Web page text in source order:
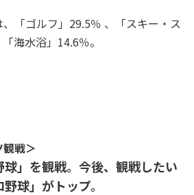
「ゴルフ」29.5％ 、「スキー・ス
海水浴」14.6％。
戦＞
」を観戦。今後、観戦したい
球」がトップ。